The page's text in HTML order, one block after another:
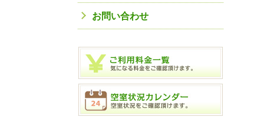
お問い合わせ